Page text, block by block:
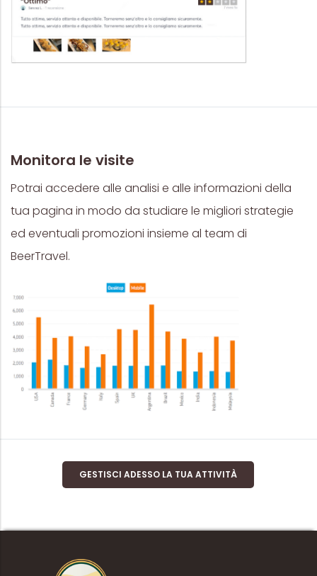
Monitora le visite
Potrai accedere alle analisi e alle informazioni della
tua pagina in modo da studiare le migliori strategie
ed eventuali promozioni insieme al team di
BeerTravel.
GESTISCI ADESSO LA TUA ATTIVITÀ